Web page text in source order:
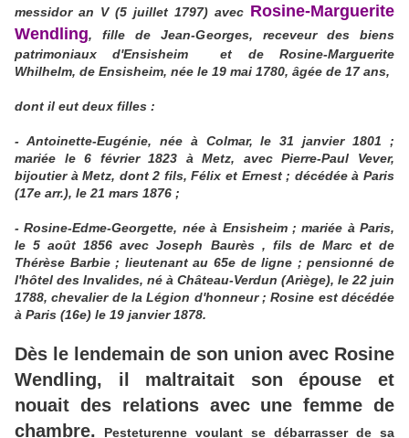
messidor an V (5 juillet 1797) avec Rosine-Marguerite
Wendling, fille de Jean-Georges, receveur des biens
patrimoniaux d'Ensisheim et de Rosine-Marguerite
Whilhelm, de Ensisheim, née le 19 mai 1780, âgée de 17 ans,
dont il eut deux filles :
- Antoinette-Eugénie, née à Colmar, le 31 janvier 1801 ;
mariée le 6 février 1823 à Metz, avec Pierre-Paul Vever,
bijoutier à Metz, dont 2 fils, Félix et Ernest ; décédée à Paris
(17e arr.), le 21 mars 1876 ;
- Rosine-Edme-Georgette, née à Ensisheim ; mariée à Paris,
le 5 août 1856 avec Joseph Baurès , fils de Marc et de
Thérèse Barbie ; lieutenant au 65e de ligne ; pensionné de
l'hôtel des Invalides, né à Château-Verdun (Ariège), le 22 juin
1788, chevalier de la Légion d'honneur ; Rosine est décédée
à Paris (16e) le 19 janvier 1878.
Dès le lendemain de son union avec Rosine
Wendling, il maltraitait son épouse et
nouait des relations avec une femme de
chambre. Pesteturenne voulant se débarrasser de sa